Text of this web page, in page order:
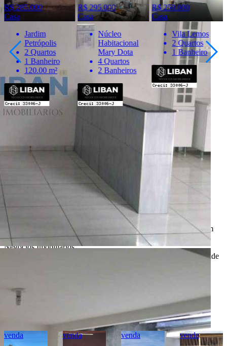
R$ 285.000
Casa
Jardim
Petrópolis
2 Quartos
1 Banheiro
120.00 m²
R$ 295.000
Casa
Núcleo
Habitacional
Mary Dota
4 Quartos
2 Banheiros
R$ 250.000
Casa
Vila Lemos
2 Quartos
1 Banheiro
Importante
* Valores, disponibilidade e demais informações estão sujeitas à
alterações. SEMPRE consulte o anunciante sobre as condições e
informações atualizadas do imóvel anunciado.
O
Portal Casa Bauru
, incluindo todos seus colaboradores, não
realizam qualquer intermediação e não participam de nenhuma
negociação dos imóveis anunciados.
Todas as informações e imagens deste anúncio fazem parte de um
anúncio publicitário e foram fornecidas pelo anunciante Liban -
Negócios Imobiliários.
não tem controle e não garante a veracidade
condições detalhadas para negociação deste imóvel.
Imóveis Similares
venda
venda
venda
venda